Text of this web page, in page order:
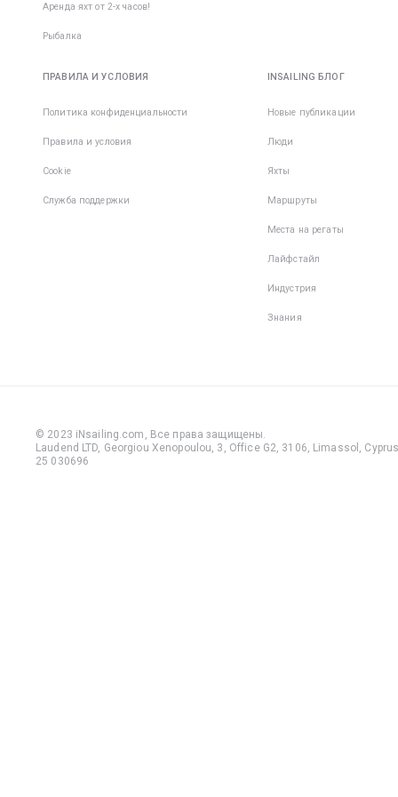
Аренда яхт от 2-х часов!
Рыбалка
ПРАВИЛА И УСЛОВИЯ
Политика конфиденциальности
Правила и условия
Cookie
Служба поддержки
INSAILING БЛОГ
Новые публикации
Люди
Яхты
Маршруты
Места на регаты
Лайфстайл
Индустрия
Знания
© 2023 iNsailing.com, Все права защищены.
Laudend LTD, Georgiou Xenopoulou, 3, Office G2, 3106, Limassol,
25 030696